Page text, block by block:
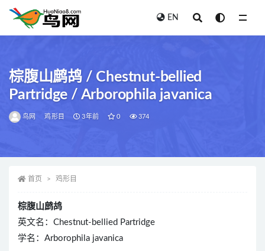
EN
棕腹山鹧鸪 / Chestnut-bellied
Partridge / Arborophila javanica
鸟网 鸡形目 3年前 0 374
首页 鸡形目
棕腹山鹧鸪
英文名：Chestnut-bellied Partridge
学名：Arborophila javanica